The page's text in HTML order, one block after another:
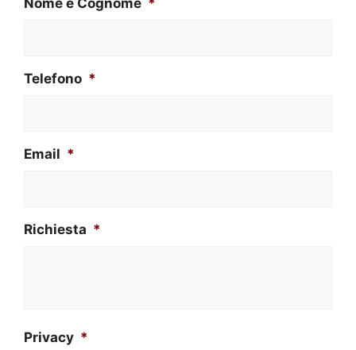
Nome e Cognome *
Telefono *
Email *
Richiesta *
Privacy *